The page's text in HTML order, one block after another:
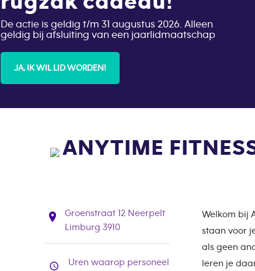
De actie is geldig t/m 31 augustus 2026. Alleen
geldig bij afsluiting van een jaarlidmaatschap
JA, IK WIL LID WORDEN!
ANYTIME
Groenstraat 12 Neerpelt
Limburg 3910
Uren waarop personeel
Welkom bij
staan voor
als geen
leren je